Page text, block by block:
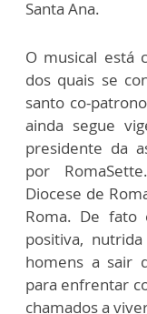
Santa Ana.
O musical está
dos quais se
santo co-
ainda segue
presidente da
por
Diocese de
Roma. De fato
positiva,
homens a sair
para enfrentar
chamados a